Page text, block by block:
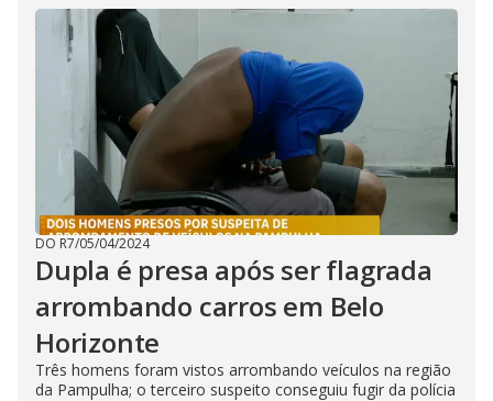
DO R7/05/04/2024
Dupla é presa após ser flagrada
arrombando carros em Belo
Horizonte
Três homens foram vistos arrombando veículos na região
da Pampulha; o terceiro suspeito conseguiu fugir da polícia